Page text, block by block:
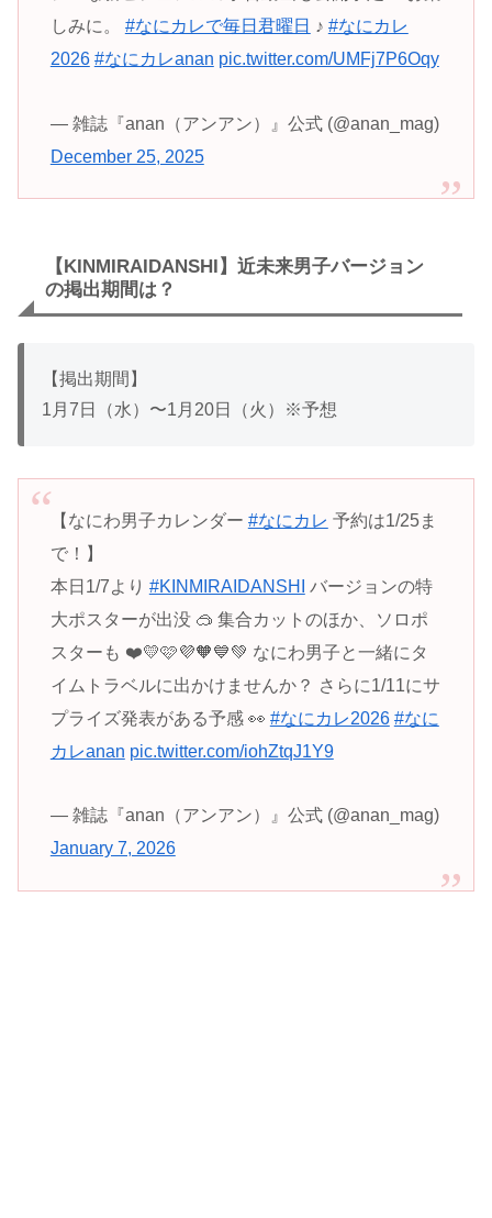
しみに。 #なにカレで毎日君曜日 ♪ #なにカレ
2026 #なにカレanan pic.twitter.com/UMFj7P6Oqy
— 雑誌『anan（アンアン）』公式 (@anan_mag)
December 25, 2025
【KINMIRAIDANSHI】近未来男子バージョン
の掲出期間は？
【掲出期間】
1月7日（水）〜1月20日（火）※予想
【なにわ男子カレンダー #なにカレ 予約は1/25ま
で！】
本日1/7より #KINMIRAIDANSHI
バージョンの特
大ポスターが出没 🥽 集合カットのほか、ソロポ
スターも ❤️💛🩷💜🧡💙💚 なにわ男子と一緒にタ
イムトラベルに出かけませんか？ さらに1/11にサ
プライズ発表がある予感 👀 #なにカレ2026 #なに
カレanan pic.twitter.com/iohZtqJ1Y9
— 雑誌『anan（アンアン）』公式 (@anan_mag)
January 7, 2026